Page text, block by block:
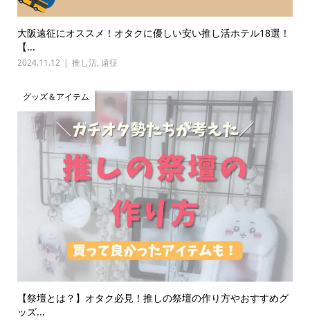
大阪遠征にオススメ！オタクに優しい安い推し活ホテル18選！
【...
2024.11.12 推し活, 遠征
グッズ＆アイテム
【祭壇とは？】オタク必見！推しの祭壇の作り方やおすすめグ
ッズ...